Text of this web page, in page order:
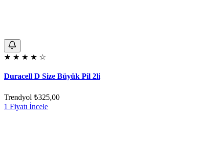
★ ★ ★ ★ ☆
Duracell D Size Büyük Pil 2li
Trendyol ₺325,00
1 Fiyatı İncele